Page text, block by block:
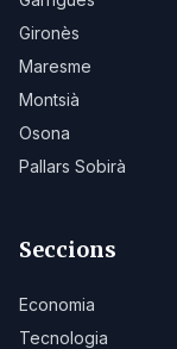
Gironès
Maresme
Montsià
Osona
Pallars Sobirà
Seccions
Economia
Tecnologia